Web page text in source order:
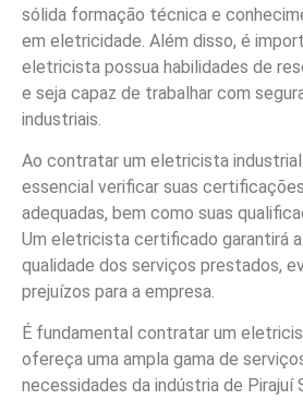
sólida formação técnica e
em eletricidade. Além disso, é
eletricista possua habilidades de
e seja capaz de trabalhar com
industriais.
Ao contratar um eletricista industrial
essencial verificar suas
adequadas, bem como suas
Um eletricista certificado garantirá
qualidade dos serviços prestados,
prejuízos para a empresa.
É fundamental contratar um
ofereça uma ampla gama de
necessidades da indústria de Pirajuí